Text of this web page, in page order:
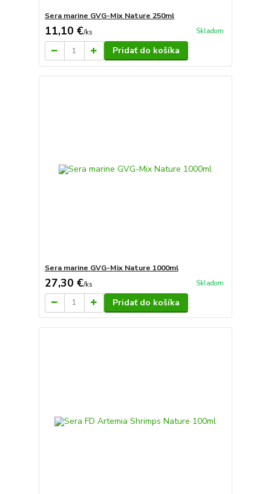
Sera marine GVG-Mix Nature 250ml
11,10 €/ks Skladom
Pridať do košíka
Sera marine GVG-Mix Nature 1000ml
27,30 €/ks Skladom
Pridať do košíka